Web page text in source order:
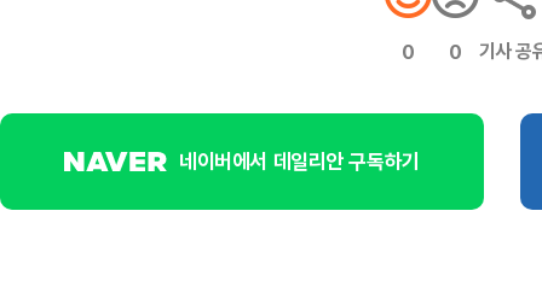
0 0 기사 공
네이버에서 데일리안 구독하기